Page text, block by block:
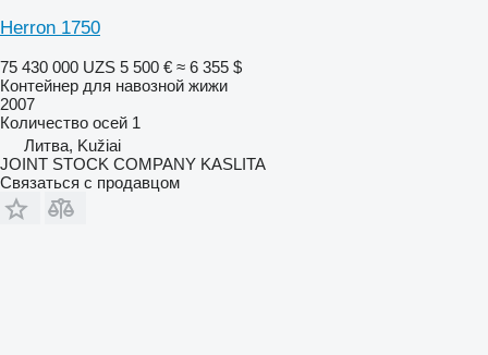
Herron 1750
75 430 000 UZS 5 500 € ≈ 6 355 $
Контейнер для навозной жижи
2007
Количество осей 1
Литва, Kužiai
JOINT STOCK COMPANY KASLITA
Связаться с продавцом